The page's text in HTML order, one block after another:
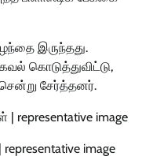
இருந்தது.
கொடுத்துவிட்டு,
சேர்த்தனர்.
image